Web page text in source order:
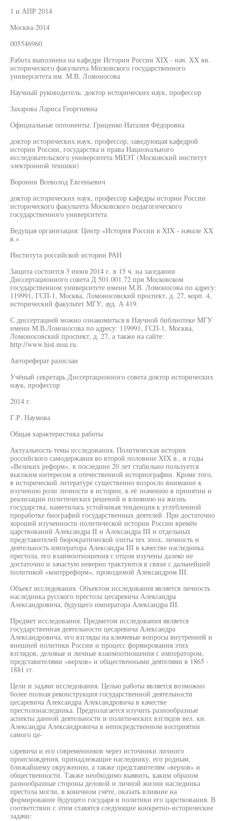
1 и АПР 2014
Москва-2014
005546960
Работа выполнена на кафедре Истории России XIX - нач. XX вв.
исторического факультета Московского государственного
университета им. М.В. Ломоносова
Научный руководитель: доктор исторических наук, профессор
Захарова Лариса Георгиевна
Официальные оппоненты: Гриценко Наталия Фёдоровна
доктор исторических наук, профессор, заведующая кафедрой
истории России, государства и права Национального
исследовательского университета МИЭТ (Московский институт
электронной техники)
Воронин Всеволод Евгеньевич
доктор исторических наук, профессор кафедры истории России
исторического факультета Московского педагогического
государственного университета
Ведущая организация: Центр «История России в XIX - начале XX
в.»
Института российской истории РАН
Защита состоится 3 июня 2014 г. в 15 ч. на заседании
Диссертационного совета Д 501.001.72 при Московском
государственном университете имени М.В. Ломоносова по адресу:
119991, ГСП-1, Москва, Ломоносовский проспект, д. 27, корп. 4,
исторический факультет МГУ, ауд. А 419.
С диссертацией можно ознакомиться в Научной библиотеке МГУ
имени М.В.Ломоносова по адресу: 119991, ГСП-1, Москва,
Ломоносовский проспект, д. 27, а также на сайте:
http://www.hist.msu.ru.
Автореферат разослан
Учёный секретарь Диссертационного совета доктор исторических
наук, профессор
2014 г.
Г.Р. Наумова
Общая характеристика работы
Актуальность темы исследования. Политическая история
российского самодержавия во второй половине XIX в., в годы
«Великих реформ», в последние 20 лет стабильно пользуется
высоким интересом в отечественной историографии. Кроме того,
в исторической литературе существенно возросло внимание к
изучению роли личности в истории, к её значению в принятии и
реализации политических решений и влиянию на жизнь
государства, наметилась устойчивая тенденция к углубленной
проработке биографий государственных деятелей. При достаточно
хорошей изученности политической истории России времён
царствований Александра II и Александра III и отдельных
представителей бюрократической элиты тех эпох, личность и
деятельность императора Александра III в качестве наследника
престола, его взаимоотношения с отцом изучены далеко не
достаточно и зачастую неверно трактуются в связи с дальнейшей
политикой «контрреформ», проводимой Александром III.
Объект исследования. Объектом исследования является личность
наследника русского престола цесаревича Александра
Александровича, будущего императора Александра III.
Предмет исследования. Предметом исследования является
государственная деятельности цесаревича Александра
Александровича, его взгляды на ключевые вопросы внутренней и
внешней политики России и процесс формирования этих
взглядов, деловые и личные взаимоотношения с императором,
представителями «верхов» и общественными деятелями в 1865 -
1881 гг.
Цели и задачи исследования. Целью работы является возможно
более полная реконструкция государственной деятельности
цесаревича Александра Александровича в качестве
престолонаследника. Предполагается изучить разнообразные
аспекты данной деятельности и политических взглядов вел. кн.
Александра Александровича в непосредственном восприятии
самого це-
саревича и его современников через источники личного
происхождения, принадлежащие наследнику, его родным,
ближайшему окружению, а также представителям «верхов» и
общественности. Также необходимо выявить, каким образом
разнообразные стороны деловой и личной жизни наследника
престола могли, в конечном счёте, оказать влияние на
формирование будущего государя и политики его царствования. В
соответствии с этим ставятся следующие конкретно-исторические
задачи: